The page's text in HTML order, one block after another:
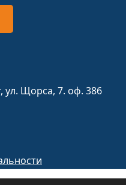
ул. Щорса, 7. оф. 386